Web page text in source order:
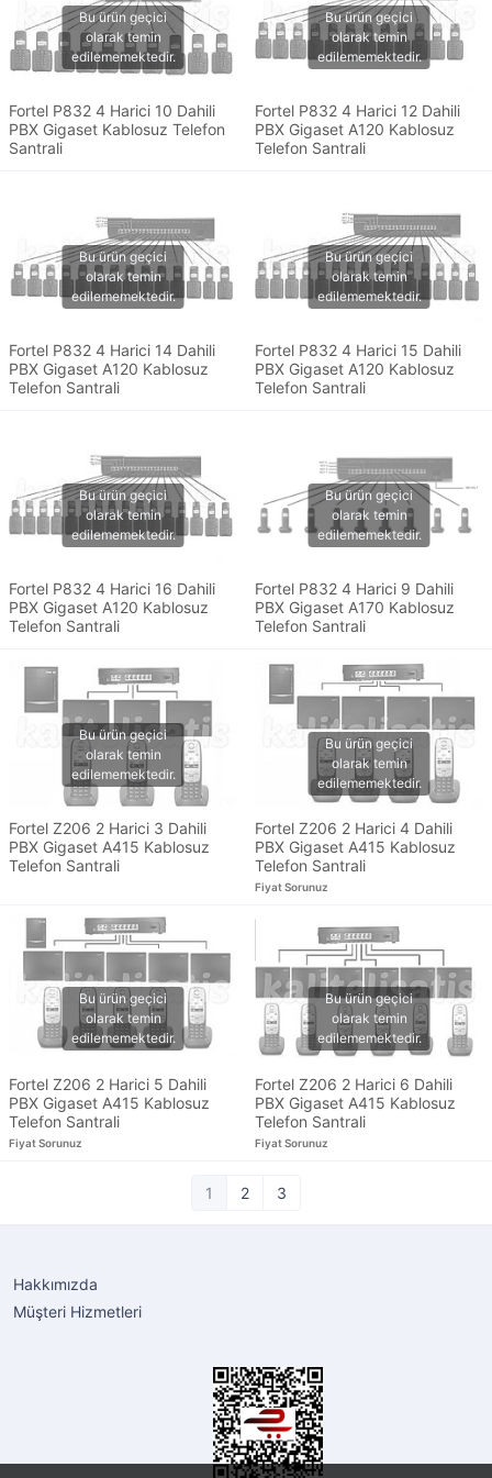
Fortel P832 4 Harici 10 Dahili
PBX Gigaset Kablosuz Telefon
Santrali
Fortel P832 4 Harici 12 Dahili
PBX Gigaset A120 Kablosuz
Telefon Santrali
Fortel P832 4 Harici 14 Dahili
PBX Gigaset A120 Kablosuz
Telefon Santrali
Fortel P832 4 Harici 15 Dahili
PBX Gigaset A120 Kablosuz
Telefon Santrali
Fortel P832 4 Harici 16 Dahili
PBX Gigaset A120 Kablosuz
Telefon Santrali
Fortel P832 4 Harici 9 Dahili
PBX Gigaset A170 Kablosuz
Telefon Santrali
Fortel Z206 2 Harici 3 Dahili
PBX Gigaset A415 Kablosuz
Telefon Santrali
Fortel Z206 2 Harici 4 Dahili
PBX Gigaset A415 Kablosuz
Telefon Santrali
Fiyat Sorunuz
Fortel Z206 2 Harici 5 Dahili
PBX Gigaset A415 Kablosuz
Telefon Santrali
Fiyat Sorunuz
Fortel Z206 2 Harici 6 Dahili
PBX Gigaset A415 Kablosuz
Telefon Santrali
Fiyat Sorunuz
1 2 3
Hakkımızda
Müşteri Hizmetleri